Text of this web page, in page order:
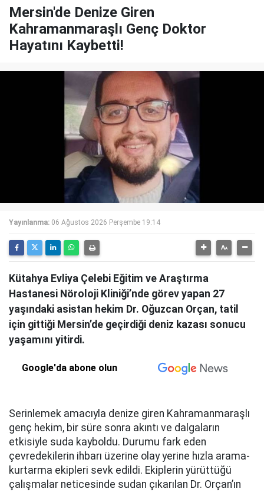
Mersin'de Denize Giren
Kahramanmaraşlı Genç Doktor
Hayatını Kaybetti!
Yayınlanma: 06 Ağustos 2026 Perşembe 19:14
Kütahya Evliya Çelebi Eğitim ve Araştırma
Hastanesi Nöroloji Kliniği’nde görev yapan 27
yaşındaki asistan hekim Dr. Oğuzcan Orçan, tatil
için gittiği Mersin’de geçirdiği deniz kazası sonucu
yaşamını yitirdi.
Google'da abone olun
Serinlemek amacıyla denize giren Kahramanmaraşlı
genç hekim, bir süre sonra akıntı ve dalgaların
etkisiyle suda kayboldu. Durumu fark eden
çevredekilerin ihbarı üzerine olay yerine hızla arama-
kurtarma ekipleri sevk edildi. Ekiplerin yürüttüğü
çalışmalar neticesinde sudan çıkarılan Dr. Orçan’ın